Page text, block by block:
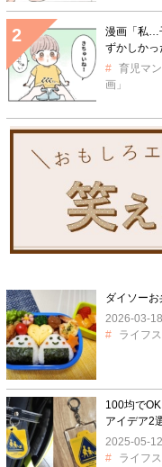
漫画「私…
ずかしかっ
育児マ
画」
ダイソー
2026-03-18
ライフ
100均で
アイデア2
2025-05-12
ライフ